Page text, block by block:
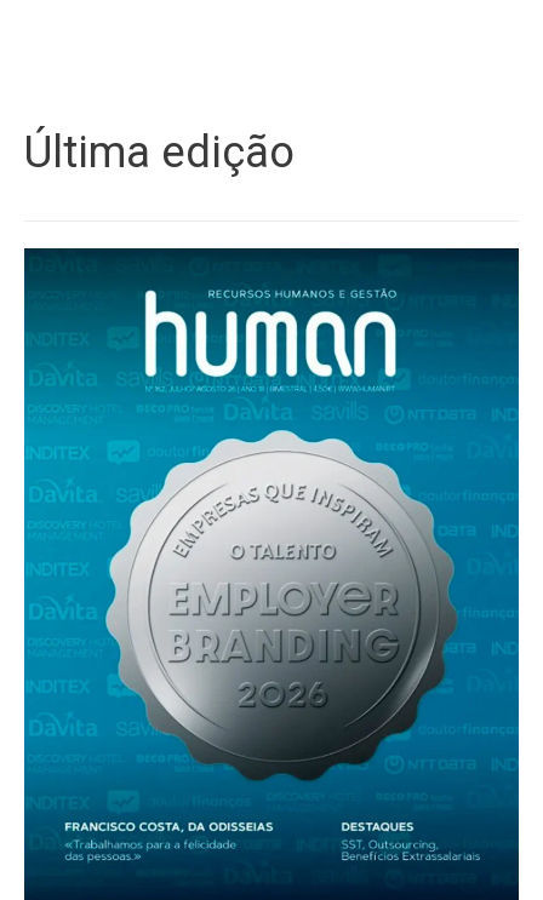
Última edição